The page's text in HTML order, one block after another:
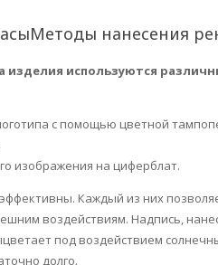
Методы нанесения
изделия используются
с помощью цветной
изображения на циферблат.
Каждый из них
воздействиям. Надпись,
под воздействием
долго.